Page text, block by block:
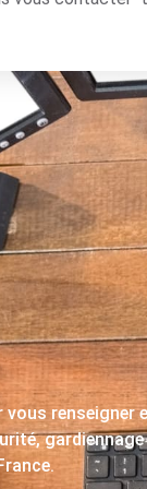
vous renseigner
gardiennage